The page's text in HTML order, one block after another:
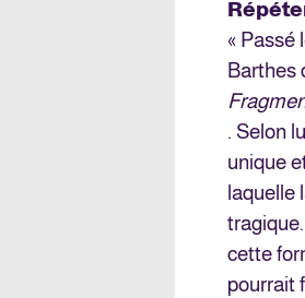
« Passé
Barthes
. Selon
unique
laquelle
cette
pourrait